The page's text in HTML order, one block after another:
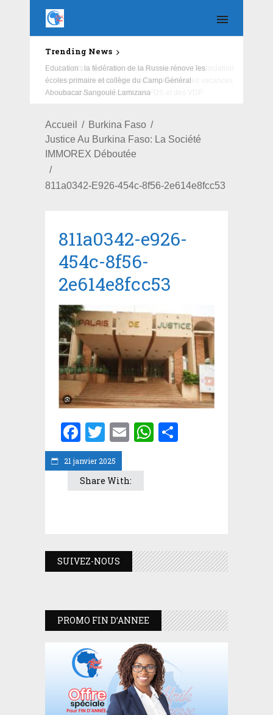
Trending News
Education : la fédération de la Russie rénove les
écoles primaire et collège du Camp Général
Aboubacar Sangoulé Lamizana
Accueil
Burkina Faso
Justice Au Burkina Faso: La Société
IMMOREX Déboutée
811a0342-E926-454c-8f56-2e614e8fcc53
21 janvier 2025
811a0342-e926-
454c-8f56-
2e614e8fcc53
Facebook
Twitter
EmailWhatsApp
Share With:
SUIVEZ-NOUS
PROMO FIN D’ANNEE